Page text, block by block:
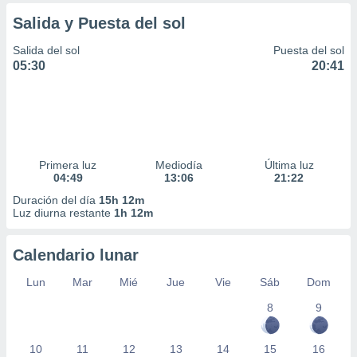
contenido
medir el
el
de
de
uso de
Salida y Puesta del sol
Salida del sol
05:30
Puesta del sol
20:41
Primera luz
04:49
Mediodía
13:06
Última luz
21:22
Duración del día 15h 12m
Luz diurna restante 1h 12m
Calendario lunar
Lun Mar Mié Jue Vie Sáb
Dom
8
9
10 11 12 13 14 15 16